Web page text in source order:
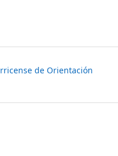
de Orientación